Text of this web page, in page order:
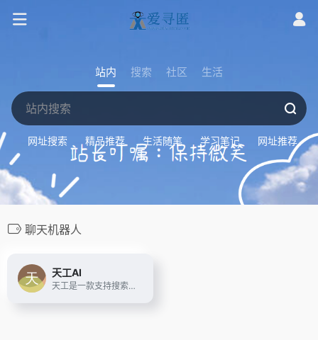
站内 搜索 社区 生活
网址搜索 精品推荐 生活随笔 学习笔记 网址推荐
聊天机器人
天工AI
天工是一款支持搜索、写作、对话、文档分析、画画、做PPT的全能型AI助手。你可以借助AI技术，检索信息、多语言翻译、写论文、写代码、写方案、写汇报、做PPT、归纳总结文档和音频视频，还可以智能编辑彩页和宝典，让AI生成高质量彩页内容，收获点赞关注。